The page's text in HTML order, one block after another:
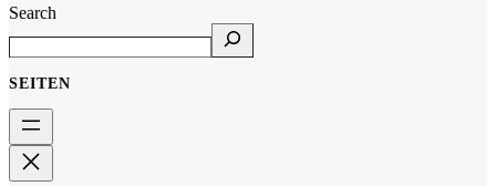
Search
SEITEN